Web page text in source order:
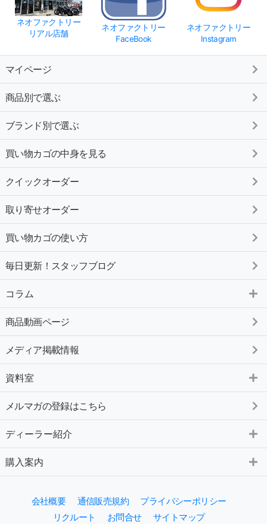
ネオファクトリー
リアル店舗
ネオファクトリー
FaceBook
ネオファクトリー
Instagram
マイページ
商品別で選ぶ
ブランド別で選ぶ
買い物カゴの中身を見る
クイックオーダー
取り寄せオーダー
買い物カゴの使い方
毎日更新！スタッフブログ
コラム
商品動画ページ
メディア掲載情報
資料室
メルマガの登録はこちら
ディーラー紹介
購入案内
会社概要 通信販売規約
プライバシーポリシー
リクルート
お問合せ サイトマップ